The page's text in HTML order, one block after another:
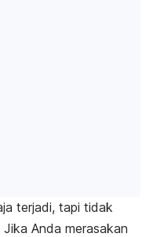
terjadi, tapi tidak
Anda merasakan